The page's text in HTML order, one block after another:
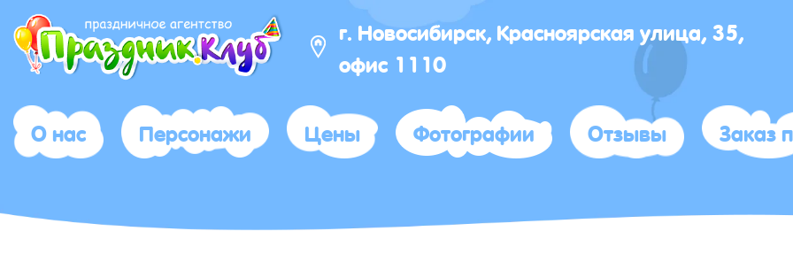
г. Новосибирск, Красноярская улица, 35,
офис 1110
О нас
Персонажи Цены Фотографии Отзывы Заказ